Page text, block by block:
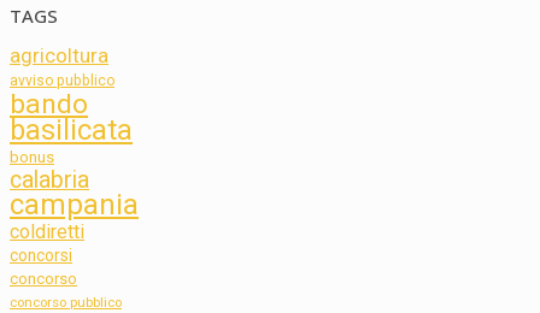
TAGS
agricoltura
avviso pubblico
bando
basilicata
bonus
calabria
campania
coldiretti
concorsi
concorso
concorso pubblico